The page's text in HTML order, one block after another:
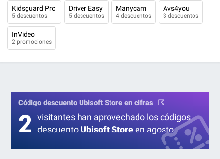
Kidsguard Pro
5 descuentos
Driver Easy
5 descuentos
Manycam
4 descuentos
Avs4you
3 descuentos
InVideo
2 promociones
Código descuento Ubisoft Store en cifras
2 visitantes han aprovechado los códigos
descuento Ubisoft Storeen agosto.